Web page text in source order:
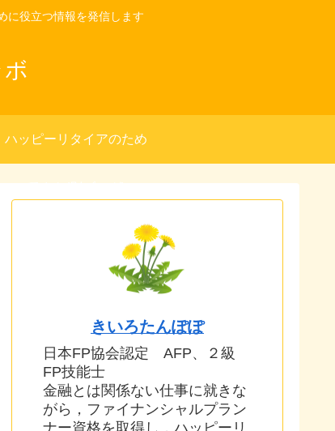
に役立つ情報を発信します
ハッピーリタイアのため
の種まき(別ブログ)へ
きいろたんぽぽ
日本FP協会認定 AFP、２級
FP技能士
金融とは関係ない仕事に就きな
がら，ファイナンシャルプラン